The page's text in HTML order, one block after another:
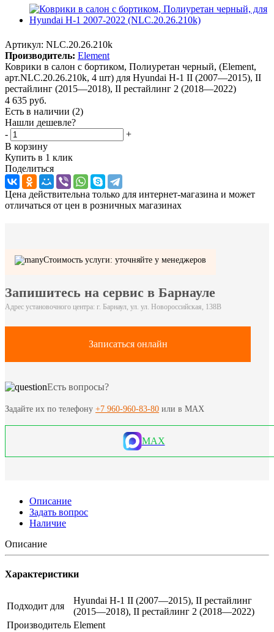
Артикул: NLC.20.26.210k
Производитель: Element
Коврики в салон с бортиком, Полиуретан черный, (Element,
арт.NLC.20.26.210k, 4 шт) для Hyundai H-1 II (2007—2015), II
рестайлинг (2015—2018), II рестайлинг 2 (2018—2022)
4 635 руб.
Есть в наличии (2)
Нашли дешевле?
-
+
В корзину
Купить в 1 клик
Поделиться
Цена действительна только для интернет-магазина и может
отличаться от цен в розничных магазинах
Стоимость услуги: уточняйте у менеджеров
Запишитесь на сервис в Барнауле
Адрес установочного центра: г. Барнаул, ул. ул. Новороссийская, 138В
Записаться онлайн
Есть вопросы?
Задайте их по телефону +7 960-960-83-80 или в MAX
MAX
Описание
Задать вопрос
Наличие
Описание
Характеристики
Подходит для
Hyundai H-1 II (2007—2015), II рестайлинг
(2015—2018), II рестайлинг 2 (2018—2022)
Производитель Element